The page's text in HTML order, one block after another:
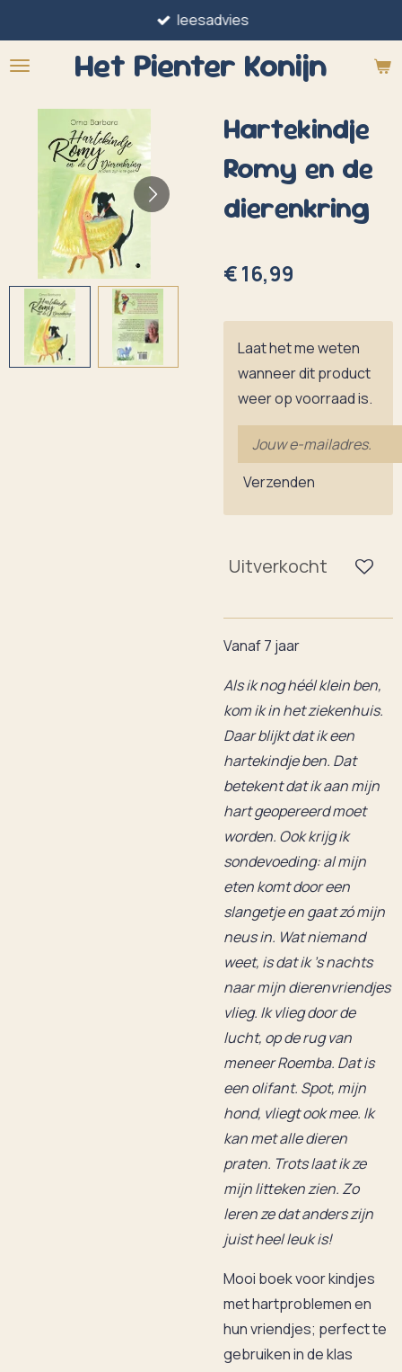
direct
naar
hoofdinhoud
Het Pienter Konijn
leesadvies
Hartekindje
Romy en de
dierenkring
€ 16,99
Laat het me weten
wanneer dit product
weer op voorraad is.
Verzenden
Uitverkocht
Vanaf 7 jaar
Als ik nog héél klein ben,
kom ik in het ziekenhuis.
Daar blijkt dat ik een
hartekindje ben. Dat
betekent dat ik aan mijn
hart geopereerd moet
worden. Ook krijg ik
sondevoeding: al mijn
eten komt door een
slangetje en gaat zó mijn
neus in. Wat niemand
weet, is dat ik 's nachts
naar mijn dierenvriendjes
vlieg. Ik vlieg door de
lucht, op de rug van
meneer Roemba. Dat is
een olifant. Spot, mijn
hond, vliegt ook mee. Ik
kan met alle dieren
praten. Trots laat ik ze
mijn litteken zien. Zo
leren ze dat anders zijn
juist heel leuk is!
Mooi boek voor kindjes
met hartproblemen en
hun vriendjes; perfect te
gebruiken in de klas